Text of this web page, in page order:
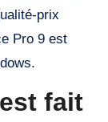
prix
Pro 9 est
fait